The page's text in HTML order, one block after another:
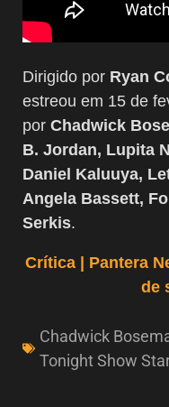
Dirigido por Ryan
estreou em 15 de
por Chadwick
B. Jordan, Lupita
Daniel Kaluuya,
Angela Bassett,
Serkis.
Crítica | Pantera
de
Chadwick
Tonight Show